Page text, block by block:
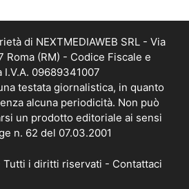
di NEXTMEDIAWEB SRL - Via
Roma (RM) - Codice Fiscale e
I.V.A. 09689341007
testata giornalistica, in quanto
alcuna periodicità. Non può
un prodotto editoriale ai sensi
n. 62 del 07.03.2001
i diritti riservati - Contattaci